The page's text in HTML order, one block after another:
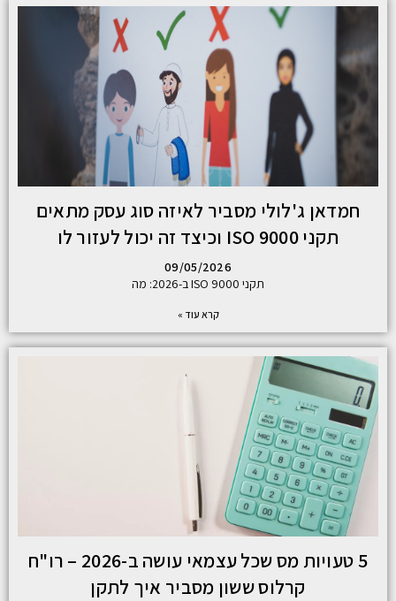
חמדאן ג'לולי מסביר לאיזה סוג עסק מתאים
תקני ISO 9000 וכיצד זה יכול לעזור לו
09/05/2026
תקני ISO 9000 ב-2026: מה
קרא עוד »
5 טעויות מס שכל עצמאי עושה ב-2026 – רו"ח
קרלוס ששון מסביר איך לתקן